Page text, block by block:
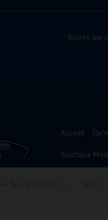
Toutes les
Accueil
Boutique